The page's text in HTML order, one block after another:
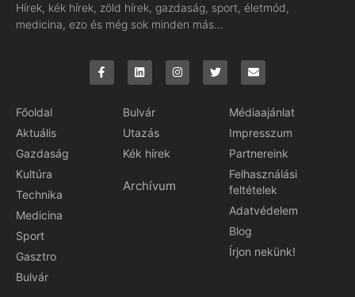
Hírek, kék hírek, zöld hírek, gazdaság, sport, életmód,
medicina, ezo és még sok minden más…
Főoldal
Aktuális
Gazdaság
Kultúra
Technika
Medicina
Sport
Gasztro
Bulvár
Bulvár
Utazás
Kék hírek
Archívum
Médiaajánlat
Impresszum
Partnereink
Felhasználási
feltételek
Adatvédelem
Blog
Írjon nekünk!